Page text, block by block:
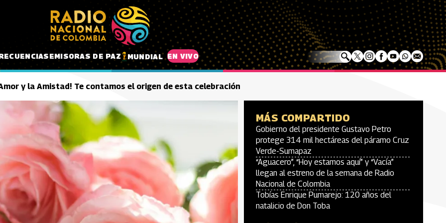
EMISORAS DE PAZ MUNDIAL EN VIVO
y la Amistad! Te contamos el origen de esta celebración
MÁS COMPARTIDO
Gobierno del presidente Gustavo Petro
protege 314 mil hectáreas del páramo Cruz
Verde-Sumapaz
“Aguacero”, “Hoy estamos aquí” y “Vacía”
llegan al estreno de la semana de Radio
Nacional de Colombia
Tobías Enrique Pumarejo: 120 años del
natalicio de Don Toba